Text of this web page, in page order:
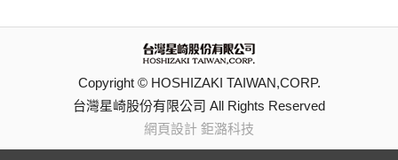
Copyright © HOSHIZAKI TAIWAN,CORP.
台灣星崎股份有限公司 All Rights Reserved
網頁設計 鉅潞科技